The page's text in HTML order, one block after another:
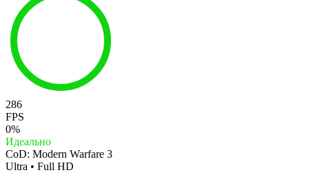
286
FPS
0%
Идеально
CoD: Modern Warfare 3
Ultra • Full HD